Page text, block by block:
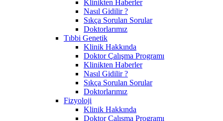
Klinikten Haberler
Nasıl Gidilir ?
Sıkça Sorulan Sorular
Doktorlarımız
Tıbbi Genetik
Klinik Hakkında
Doktor Çalışma Programı
Klinikten Haberler
Nasıl Gidilir ?
Sıkça Sorulan Sorular
Doktorlarımız
Fizyoloji
Klinik Hakkında
Doktor Çalışma Programı